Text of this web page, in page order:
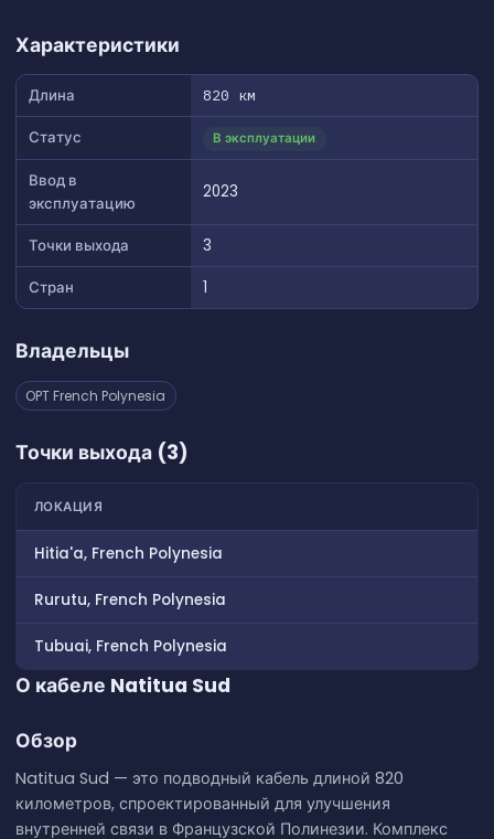
Характеристики
Длина 820 км
Статус В эксплуатации
Ввод в
эксплуатацию
2023
Точки выхода
3
Стран
1
Владельцы
OPT French Polynesia
Точки выхода (3)
ЛОКАЦИЯ
Hitia'a, French Polynesia
Rurutu, French Polynesia
Tubuai, French Polynesia
О кабеле Natitua Sud
Обзор
Natitua Sud — это подводный кабель длиной 820
километров, спроектированный для улучшения
внутренней связи в Французской Полинезии. Комплекс